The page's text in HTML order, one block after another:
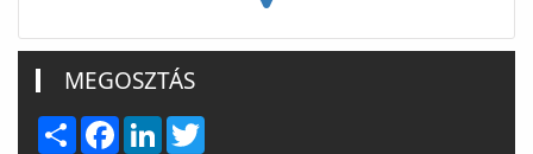
MEGOSZTÁS
Share FacebookLinkedIn